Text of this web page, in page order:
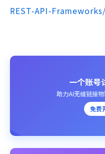
REST-API-Frameworks/
一个账号
助力AI无缝链接
免费